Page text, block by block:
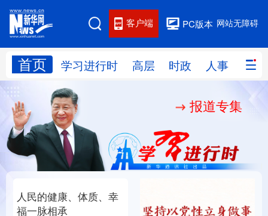
网站无障碍
PC版本
客户端
首页 学习进行时 高层 时政 人事 国际
网站地图
学习进行时 人事
国际 财经 网评
思客智库 全球连线 教育
科技 科创
报道专集